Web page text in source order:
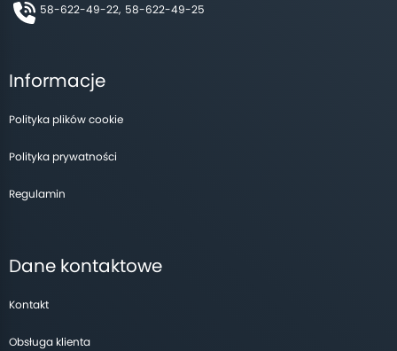
58-622-49-22, 58-622-49-25
Informacje
Polityka plików cookie
Polityka prywatności
Regulamin
Dane kontaktowe
Kontakt
Obsługa klienta